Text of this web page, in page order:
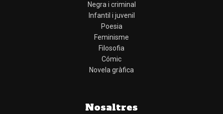
Negra i criminal
Infantil i juvenil
Poesia
Feminisme
Filosofia
Cómic
Novela gràfica
Nosaltres